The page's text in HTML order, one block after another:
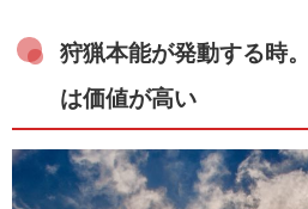
狩猟本能が発動する時
は価値が高い